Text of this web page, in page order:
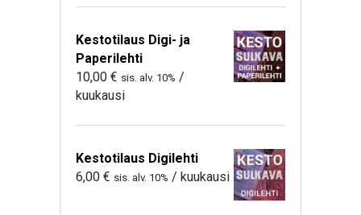
Kestotilaus Digi- ja
Paperilehti
10,00 € sis. alv. 10% /
kuukausi
Kestotilaus Digilehti
6,00 € sis. alv. 10% / kuukausi